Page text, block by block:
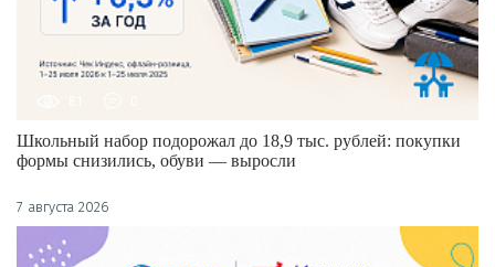
Школьный набор подорожал до 18,9 тыс. рублей: покупки
формы снизились, обуви — выросли
7 августа 2026